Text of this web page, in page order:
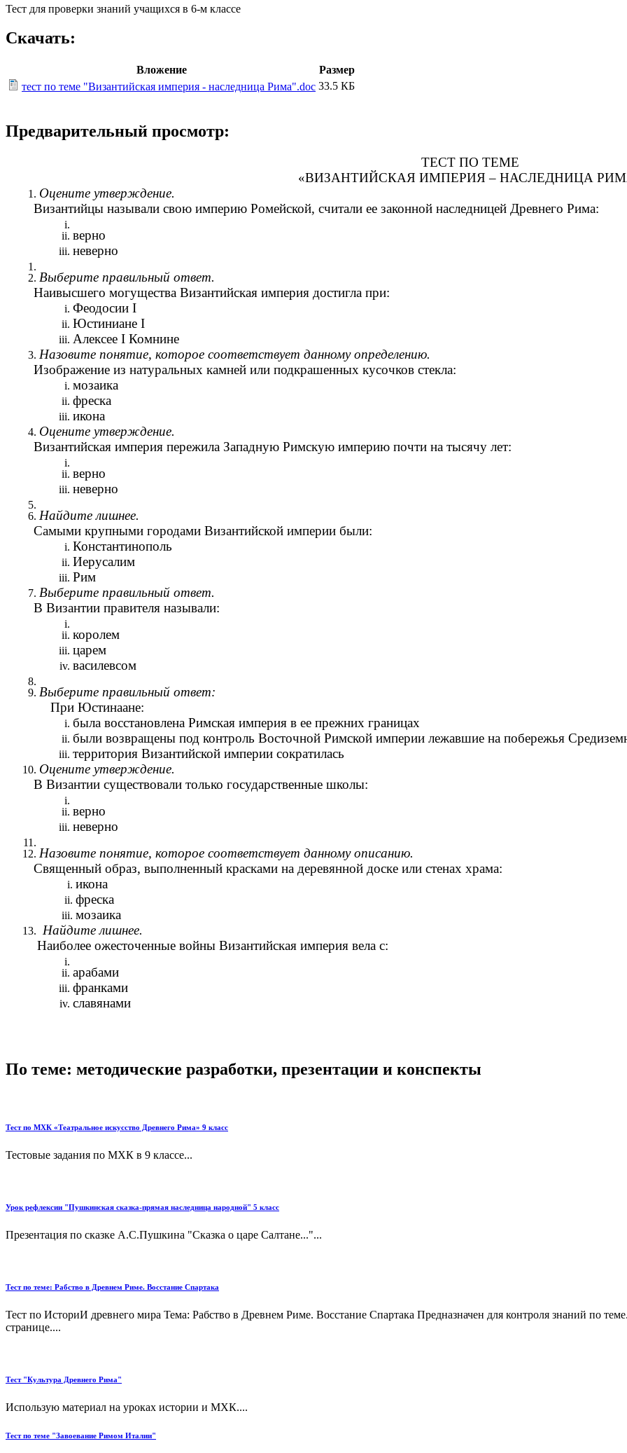
Тест для проверки знаний учащихся в 6-м классе
Скачать:
Вложение
Размер
тест по теме "Византийская империя - наследница Рима".doc 33.5 КБ
Предварительный просмотр:
ТЕСТ ПО ТЕМЕ
«ВИЗАНТИЙСКАЯ ИМПЕРИЯ – НАСЛЕДНИЦА
Оцените утверждение.
Византийцы называли свою империю Ромейской, считали ее законной наследницей Древнего Рима:
верно
неверно
Выберите правильный ответ.
Наивысшего могущества Византийская империя достигла при:
Феодосии I
Юстиниане I
Алексее I Комнине
Назовите понятие, которое соответствует данному определению.
Изображение из натуральных камней или подкрашенных кусочков стекла:
мозаика
фреска
икона
Оцените утверждение.
Византийская империя пережила Западную Римскую империю почти на тысячу лет:
верно
неверно
Найдите лишнее.
Самыми крупными городами Византийской империи были:
Константинополь
Иерусалим
Рим
Выберите правильный ответ.
В Византии правителя называли:
королем
царем
василевсом
Выберите правильный ответ:
При Юстинаане:
была восстановлена Римская империя в ее прежних границах
были возвращены под контроль Восточной Римской империи лежавшие на побережья
территория Византийской империи сократилась
Оцените утверждение.
В Византии существовали только государственные школы:
верно
неверно
Назовите понятие, которое соответствует данному описанию.
Священный образ, выполненный красками на деревянной доске или стенах храма:
икона
фреска
мозаика
Найдите лишнее.
Наиболее ожесточенные войны Византийская империя вела с:
арабами
франками
славянами
По теме: методические разработки, презентации и конспекты
Тест по МХК «Театральное искусство Древнего Рима» 9 класс
Тестовые задания по МХК в 9 классе...
Урок рефлексии "Пушкинская сказка-прямая наследница народной" 5 класс
Презентация по сказке А.С.Пушкина "Сказка о царе Салтане..."...
Тест по теме: Рабство в Древнем Риме. Восстание Спартака
Тест по ИсториИ древнего мира Тема: Рабство в Древнем Риме. Восстание Спартака Предназначен для контроля знаний по
странице....
Тест "Культура Древнего Рима"
Использую материал на уроках истории и МХК....
Тест по теме "Завоевание Римом Италии"